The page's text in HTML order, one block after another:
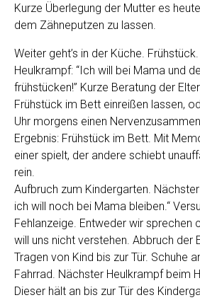
Kurze Überlegung der Mutter es
dem Zähneputzen zu lassen.
Weiter geht’s in der Küche.
Heulkrampf: “Ich will bei Mama und
frühstücken!” Kurze Beratung der
Frühstück im Bett einreißen lassen,
Uhr morgens einen
Ergebnis: Frühstück im Bett. Mit
einer spielt, der andere schiebt
rein.
Aufbruch zum Kindergarten. Nächster
ich will noch bei Mama bleiben.“
Fehlanzeige. Entweder wir sprechen
will uns nicht verstehen. Abbruch der
Tragen von Kind bis zur Tür. Schuhe
Fahrrad. Nächster Heulkrampf beim
Dieser hält an bis zur Tür des